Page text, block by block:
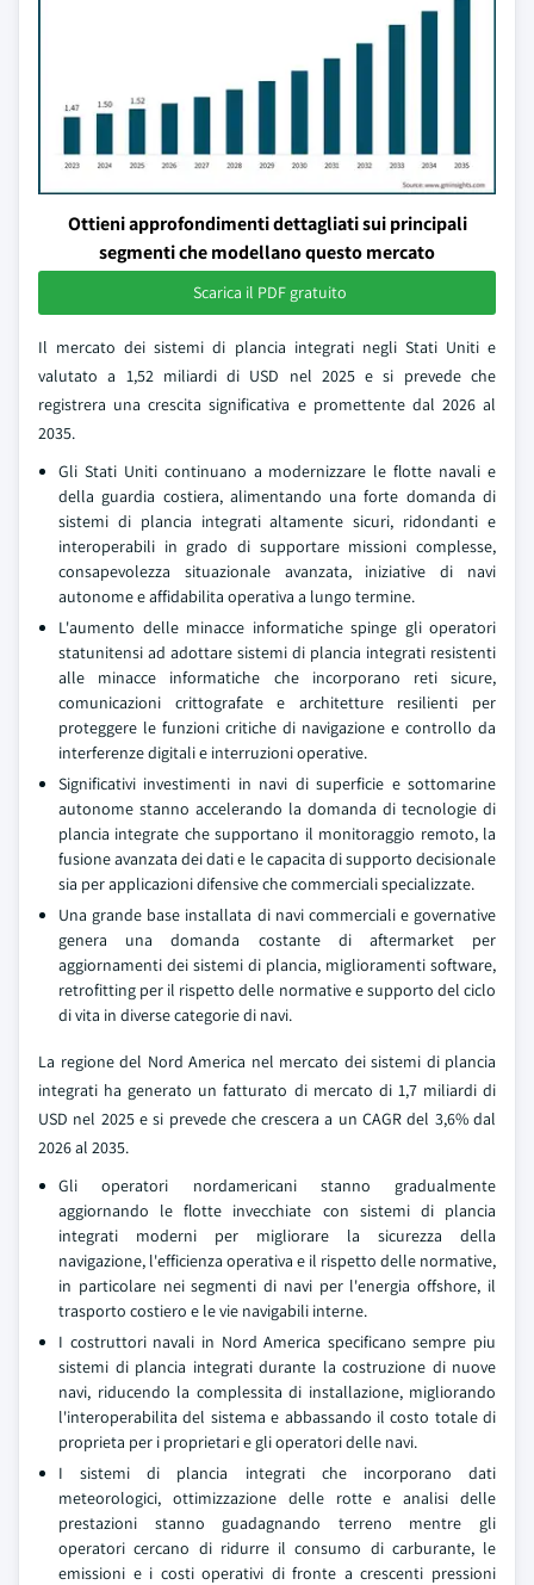
Ottieni approfondimenti dettagliati sui principali
segmenti che modellano questo mercato
Scarica il PDF gratuito
Il mercato dei sistemi di plancia integrati negli Stati Uniti e
valutato a 1,52 miliardi di USD nel 2025 e si prevede che
registrera una crescita significativa e promettente dal 2026 al
2035.
Gli Stati Uniti continuano a modernizzare le flotte navali e
della guardia costiera, alimentando una forte domanda di
sistemi di plancia integrati altamente sicuri, ridondanti e
interoperabili in grado di supportare missioni complesse,
consapevolezza situazionale avanzata, iniziative di navi
autonome e affidabilita operativa a lungo termine.
L'aumento delle minacce informatiche spinge gli operatori
statunitensi ad adottare sistemi di plancia integrati resistenti
alle minacce informatiche che incorporano reti sicure,
comunicazioni crittografate e architetture resilienti per
proteggere le funzioni critiche di navigazione e controllo da
interferenze digitali e interruzioni operative.
Significativi investimenti in navi di superficie e sottomarine
autonome stanno accelerando la domanda di tecnologie di
plancia integrate che supportano il monitoraggio remoto, la
fusione avanzata dei dati e le capacita di supporto decisionale
sia per applicazioni difensive che commerciali specializzate.
Una grande base installata di navi commerciali e governative
genera una domanda costante di aftermarket per
aggiornamenti dei sistemi di plancia, miglioramenti software,
retrofitting per il rispetto delle normative e supporto del ciclo
di vita in diverse categorie di navi.
La regione del Nord America nel mercato dei sistemi di plancia
integrati ha generato un fatturato di mercato di 1,7 miliardi di
USD nel 2025 e si prevede che crescera a un CAGR del 3,6% dal
2026 al 2035.
Gli operatori nordamericani stanno gradualmente
aggiornando le flotte invecchiate con sistemi di plancia
integrati moderni per migliorare la sicurezza della
navigazione, l'efficienza operativa e il rispetto delle normative,
in particolare nei segmenti di navi per l'energia offshore, il
trasporto costiero e le vie navigabili interne.
I costruttori navali in Nord America specificano sempre piu
sistemi di plancia integrati durante la costruzione di nuove
navi, riducendo la complessita di installazione, migliorando
l'interoperabilita del sistema e abbassando il costo totale di
proprieta per i proprietari e gli operatori delle navi.
I sistemi di plancia integrati che incorporano dati
meteorologici, ottimizzazione delle rotte e analisi delle
prestazioni stanno guadagnando terreno mentre gli
operatori cercano di ridurre il consumo di carburante, le
emissioni e i costi operativi di fronte a crescenti pressioni